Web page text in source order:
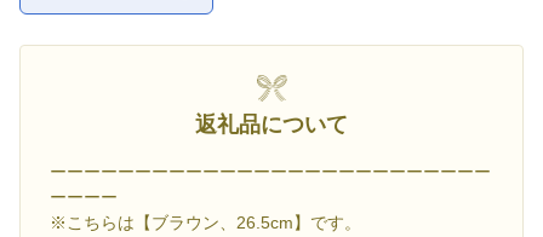
返礼品について
ーーーーーーーーーーーーーーーーーーーーーーーーーー
ーーーー
※こちらは【ブラウン、26.5cm】です。